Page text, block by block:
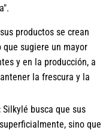
productos se crean
sugiere un mayor
y en la producción, a
la frescura y la
Silkylé busca que sus
sino que